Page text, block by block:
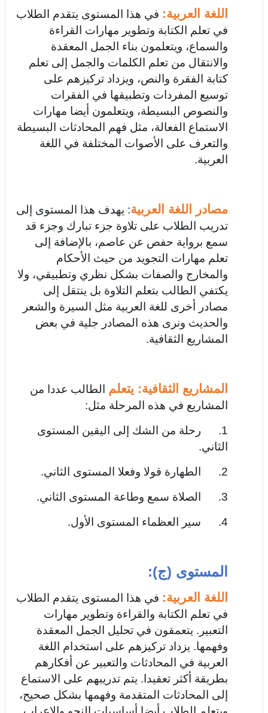
اللغة العربية: في هذا المستوى يتقدم الطلاب
في تعلم الكتابة وتطوير مهارات القراءة
والسماع، ويتعلمون بناء الجمل المعقدة
والانتقال من تعلم الكلمات والجمل إلى تعلم
كتابة الفقرة والنص، ويزداد تركيزهم على
توسيع المفردات وتطبيقها في الفقرات
والنصوص البسيطة، ويتعلمون أيضا مهارات
الاستماع الفعالة، مثل فهم المحادثات البسيطة
والتعرف على الأصوات المختلفة في اللغة
العربية.
مصادر اللغة العربية: يهدف هذا المستوى إلى
تدريب الطلاب على تلاوة جزء تبارك وجزء قد
سمع برواية حفص عن عاصم، بالإضافة إلى
تعلم مهارات التجويد من حيث الأحكام
والمخارج والصفات بشكل نظري وتطبيقي، ولا
يكتفي الطالب بتعلم التلاوة بل ينتقل إلى
مصادر أخرى للغة العربية مثل السيرة والشعر
والحديث ونرى هذه المصادر جلية في بعض
المشاريع الثقافية.
المشاريع الثقافية: يتعلم الطالب عددا من
المشاريع في هذه المرحلة مثل:
1. رحلة من الشك إلى اليقين المستوى
الثاني.
2. الطهارة قولا وفعلا المستوى الثاني.
3. الصلاة سمع وطاعة المستوى الثاني.
4. سير العظماء المستوى الأول.
المستوى (ج):
اللغة العربية: في هذا المستوى يتقدم الطلاب
في تعلم الكتابة والقراءة وتطوير مهارات
التعبير. يتعمقون في تحليل الجمل المعقدة
وفهمها. يزداد تركيزهم على استخدام اللغة
العربية في المحادثات والتعبير عن أفكارهم
بطريقة أكثر تعقيدا. يتم تدريبهم على الاستماع
إلى المحادثات المتقدمة وفهمها بشكل صحيح،